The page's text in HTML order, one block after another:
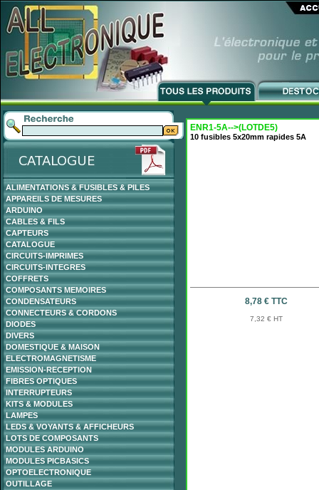
ALIMENTATIONS & FUSIBLES & PILES
APPAREILS DE MESURES
ARDUINO
CABLES & FILS
CAPTEURS
CATALOGUE
CIRCUITS-IMPRIMES
CIRCUITS-INTEGRES
COFFRETS
COMPOSANTS MEMOIRES
CONDENSATEURS
CONNECTEURS & CORDONS
DIODES
DIVERS
DOMESTIQUE & MAISON
ELECTROMAGNETISME
EMISSION-RECEPTION
FIBRES OPTIQUES
INTERRUPTEURS
KITS & MODULES
LAMPES
LEDS & VOYANTS & AFFICHEURS
LOTS DE COMPOSANTS
MODULES ARDUINO
MODULES PICBASICS
OPTOELECTRONIQUE
OUTILLAGE
ENR1-5A-->(LOTDE5)
10 fusibles 5x20mm rapides 5A
8,78 € TTC
7,32 € HT